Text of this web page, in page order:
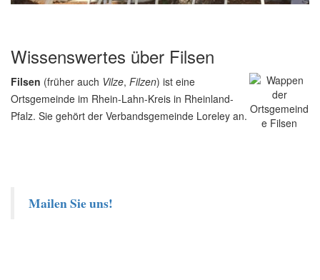
Wissenswertes über Filsen
Filsen (früher auch Vilze, Filzen) ist eine
Ortsgemeinde im Rhein-Lahn-Kreis in Rheinland-
Pfalz. Sie gehört der Verbandsgemeinde Loreley an.
Mailen Sie uns!